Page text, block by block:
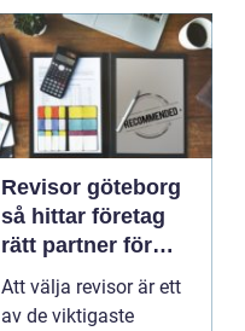
Revisor göteborg
så hittar företag
rätt partner för
trygg tillväxt
Att välja revisor är ett
av de viktigaste